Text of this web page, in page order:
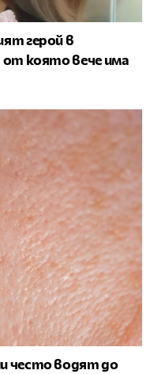
герой в
която вече има
често водят до